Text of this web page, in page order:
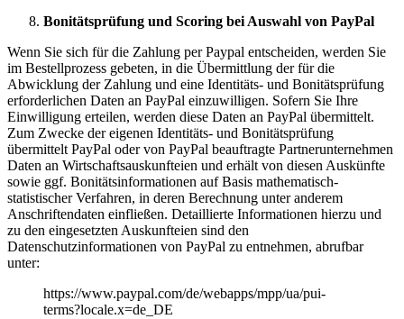
Bonitätsprüfung und Scoring bei Auswahl von PayPal
Wenn Sie sich für die Zahlung per Paypal entscheiden, werden Sie
im Bestellprozess gebeten, in die Übermittlung der für die
Abwicklung der Zahlung und eine Identitäts- und Bonitätsprüfung
erforderlichen Daten an PayPal einzuwilligen. Sofern Sie Ihre
Einwilligung erteilen, werden diese Daten an PayPal übermittelt.
Zum Zwecke der eigenen Identitäts- und Bonitätsprüfung
übermittelt PayPal oder von PayPal beauftragte Partnerunternehmen
Daten an Wirtschaftsauskunfteien und erhält von diesen Auskünfte
sowie ggf. Bonitätsinformationen auf Basis mathematisch-
statistischer Verfahren, in deren Berechnung unter anderem
Anschriftendaten einfließen. Detaillierte Informationen hierzu und
zu den eingesetzten Auskunfteien sind den
Datenschutzinformationen von PayPal zu entnehmen, abrufbar
unter:
https://www.paypal.com/de/webapps/mpp/ua/pui-
terms?locale.x=de_DE